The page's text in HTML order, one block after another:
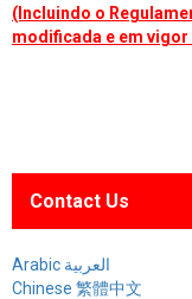
(Incluindo o
modificada e em vigor
Contact Us
Arabic العربية
Chinese 繁體中文